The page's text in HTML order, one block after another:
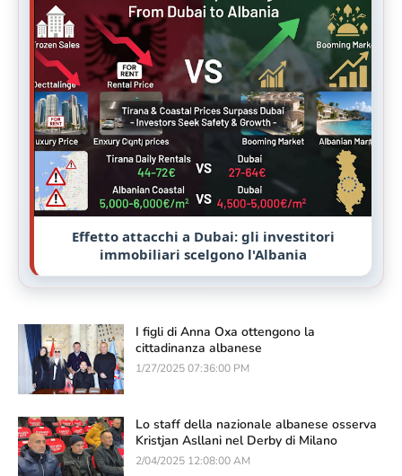
Effetto attacchi a Dubai: gli investitori
immobiliari scelgono l'Albania
I figli di Anna Oxa ottengono la
cittadinanza albanese
1/27/2025 07:36:00 PM
Lo staff della nazionale albanese osserva
Kristjan Asllani nel Derby di Milano
2/04/2025 12:08:00 AM